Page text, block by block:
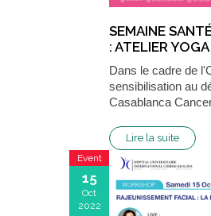
SEMAINE
: ATELIER YOGA
Dans le cadre de
sensibilisation au
Casablanca
Lire la suite
Event
15
Oct
2022